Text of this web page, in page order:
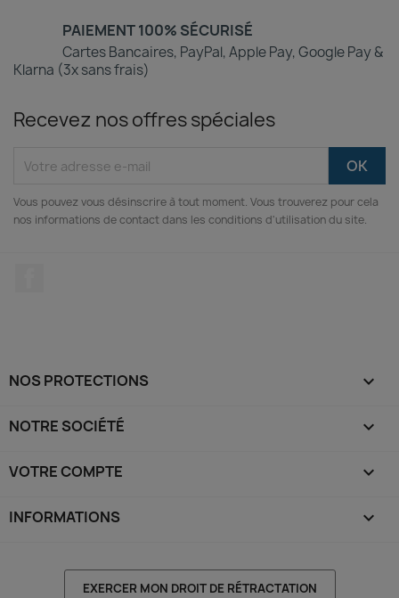
PAIEMENT 100% SÉCURISÉ
Cartes Bancaires, PayPal, Apple Pay, Google Pay &
Klarna (3x sans frais)
Recevez nos offres spéciales
Vous pouvez vous désinscrire à tout moment. Vous trouverez pour cela
nos informations de contact dans les conditions d'utilisation du site.
NOS PROTECTIONS 
NOTRE SOCIÉTÉ 
VOTRE COMPTE 
INFORMATIONS keyboard_arrow_down
EXERCER MON DROIT DE RÉTRACTATION